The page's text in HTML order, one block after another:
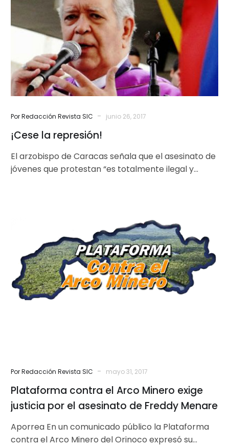
Por Redacción Revista SIC - junio 26, 2017
¡Cese la represión!
El arzobispo de Caracas señala que el asesinato de
jóvenes que protestan “es totalmente ilegal y
Plataforma
contra
el
Arco
Minero
exige
Menare
Por Redacción Revista SIC - mayo 31, 2017
Plataforma contra el Arco Minero exige
justicia por el asesinato de Freddy Menare
Aporrea En un comunicado público la Plataforma
contra el Arco Minero del Orinoco expresó su